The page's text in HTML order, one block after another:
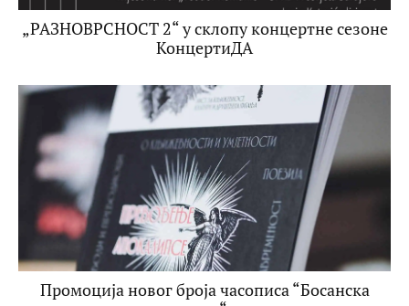
„РАЗНОВРСНОСТ 2“ у склопу концертне сезоне
КонцертиДА
Промоција новог броја часописа “Босанска